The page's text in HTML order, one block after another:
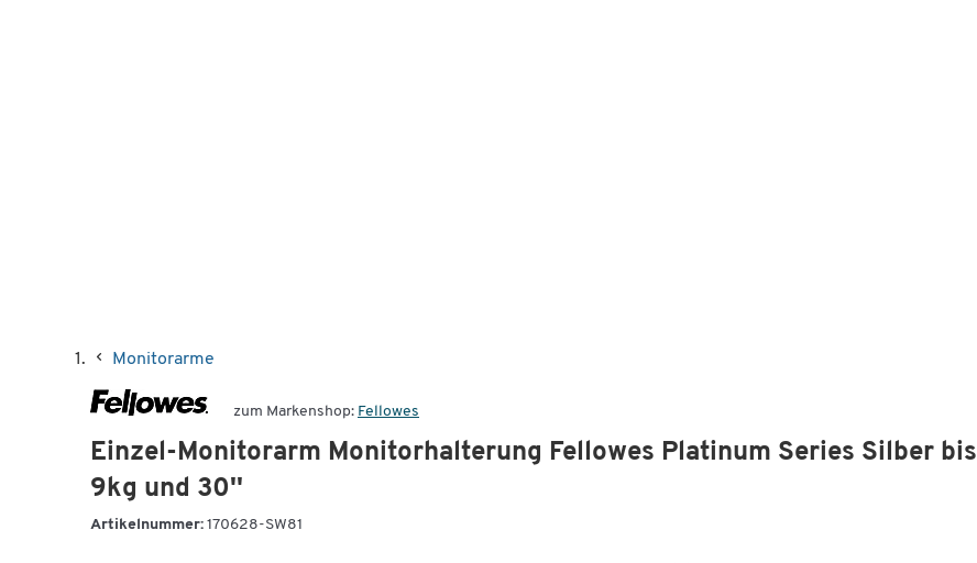
Monitorarme
zum Markenshop: Fellowes
Einzel-Monitorarm Monitorhalterung Fellowes Platinum Series Silber bis
9kg und 30''
Artikelnummer: 170628-SW81